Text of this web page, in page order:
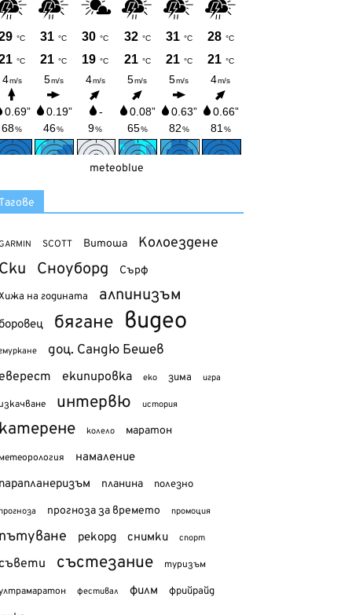
meteoblue
SCOTT Витоша Колоездене
Сноуборд Сърф
на годината алпинизъм
бягане видео
доц. Сандю Бешев
екипировка еко зима игра
интервю история
колело маратон
намаление
планина полезно
прогноза за времето промоция
рекорд снимки спорт
състезание туризъм
фестивал филм фрийрайд